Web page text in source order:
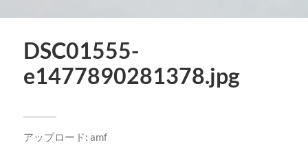
DSC01555-
e1477890281378.jpg
アップロード: amf